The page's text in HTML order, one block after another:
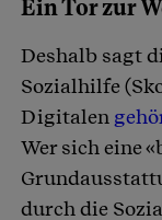
Ein Tor zur
Deshalb sagt
Sozialhilfe
Digitalen
Wer sich eine
durch die